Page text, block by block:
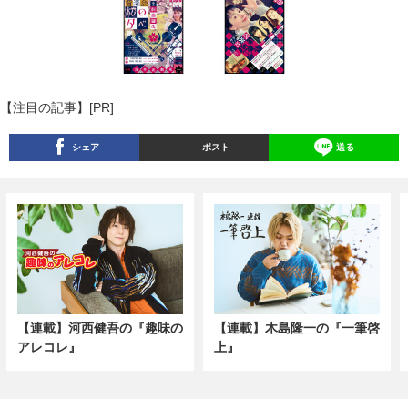
【注目の記事】[PR]
シェア ポスト 送る
【連載】河西健吾の『趣味の
アレコレ』
【連載】木島隆一の『一筆啓
上』